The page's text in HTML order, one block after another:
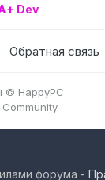
Dev
Обратная связь
© HappyPC
форума -